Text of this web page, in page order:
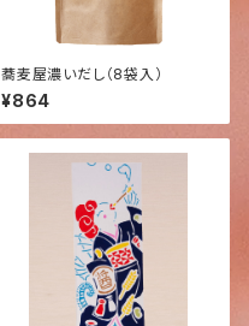
蕎麦屋濃いだし（8袋入）
¥864